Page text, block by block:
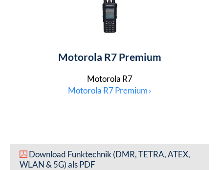
Motorola R7 Premium
Motorola R7
Motorola R7 Premium
Download Funktechnik (DMR, TETRA, ATEX,
WLAN & 5G) als PDF